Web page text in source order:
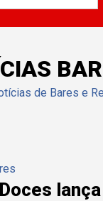
de Bares e